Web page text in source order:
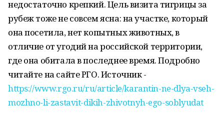
недостаточно крепкий. Цель визита тигрицы за
рубеж тоже не совсем ясна: на участке, который
она посетила, нет копытных животных, в
отличие от угодий на российской территории,
где она обитала в последнее время. Подробно
читайте на сайте РГО. Источник -
https://www.rgo.ru/ru/article/karantin-ne-dlya-vseh-
mozhno-li-zastavit-dikih-zhivotnyh-ego-soblyudat